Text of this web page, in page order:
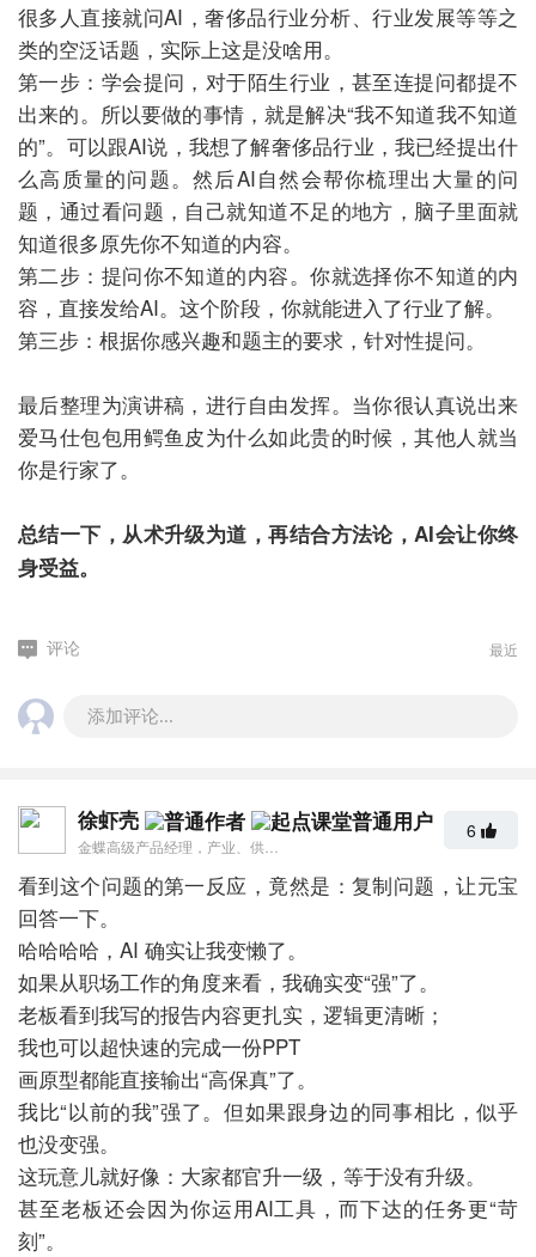
很多人直接就问AI，奢侈品行业分析、行业发展等等之
类的空泛话题，实际上这是没啥用。
第一步：学会提问，对于陌生行业，甚至连提问都提不
出来的。所以要做的事情，就是解决“我不知道我不知道
的”。可以跟AI说，我想了解奢侈品行业，我已经提出什
么高质量的问题。然后AI自然会帮你梳理出大量的问
题，通过看问题，自己就知道不足的地方，脑子里面就
知道很多原先你不知道的内容。
第二步：提问你不知道的内容。你就选择你不知道的内
容，直接发给AI。这个阶段，你就能进入了行业了解。
第三步：根据你感兴趣和题主的要求，针对性提问。
最后整理为演讲稿，进行自由发挥。当你很认真说出来
爱马仕包包用鳄鱼皮为什么如此贵的时候，其他人就当
你是行家了。
总结一下，从术升级为道，再结合方法论，AI会让你终
身受益。
评论 最近
添加评论...
徐虾壳 6
看到这个问题的第一反应，竟然是：复制问题，让元宝
回答一下。
哈哈哈哈，AI 确实让我变懒了。
如果从职场工作的角度来看，我确实变“强”了。
老板看到我写的报告内容更扎实，逻辑更清晰；
我也可以超快速的完成一份PPT
画原型都能直接输出“高保真”了。
我比“以前的我”强了。但如果跟身边的同事相比，似乎
也没变强。
这玩意儿就好像：大家都官升一级，等于没有升级。
甚至老板还会因为你运用AI工具，而下达的任务更“苛
刻”。